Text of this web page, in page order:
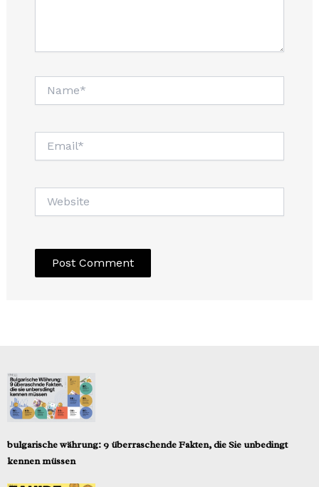
bulgarische währung: 9 überraschende Fakten, die Sie unbedingt
kennen müssen